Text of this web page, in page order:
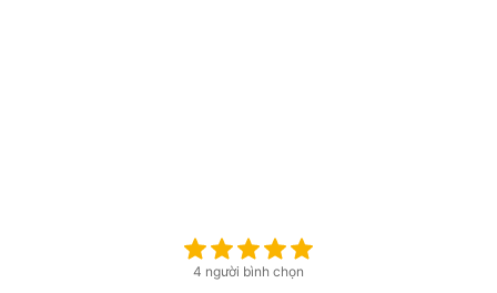
4 người bình chọn